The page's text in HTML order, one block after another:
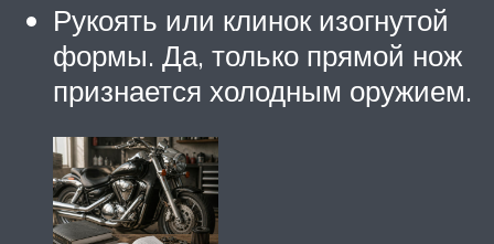
Рукоять или клинок изогнутой
формы. Да, только прямой нож
признается холодным оружием.